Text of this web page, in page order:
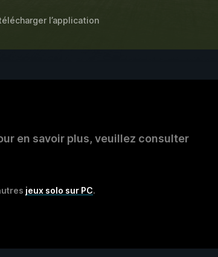
l’application
en savoir plus, veuillez consulter
jeux solo sur PC.